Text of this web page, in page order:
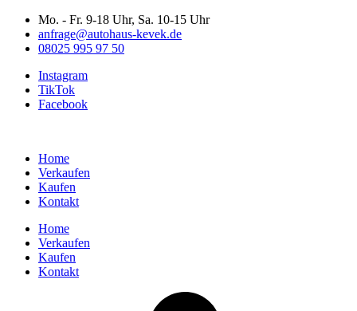
Zum
Inhalt
wechseln
Mo. - Fr. 9-18 Uhr, Sa. 10-15 Uhr
anfrage@autohaus-kevek.de
08025 995 97 50
Instagram
TikTok
Facebook
Home
Verkaufen
Kaufen
Kontakt
Home
Verkaufen
Kaufen
Kontakt